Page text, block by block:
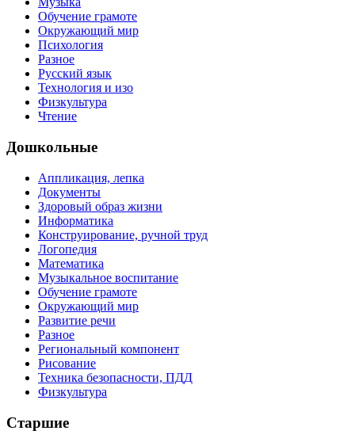
Обучение грамоте
Окружающий мир
Психология
Разное
Русский язык
Технология и изо
Физкультура
Чтение
Дошкольные
Аппликация, лепка
Документы
Здоровый образ жизни
Информатика
Конструирование, ручной труд
Логопедия
Математика
Музыкальное воспитание
Обучение грамоте
Окружающий мир
Развитие речи
Разное
Региональный компонент
Рисование
Техника безопасности, ПДД
Физкультура
Старшие